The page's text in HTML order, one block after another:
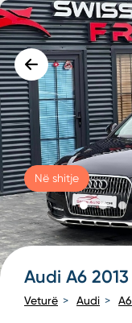
Në shitje
Audi A6 2013
Veturë Audi A6